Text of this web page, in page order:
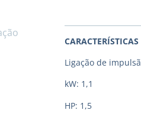
CARACTERÍSTICAS
Ligação de
kW: 1,1
HP: 1,5